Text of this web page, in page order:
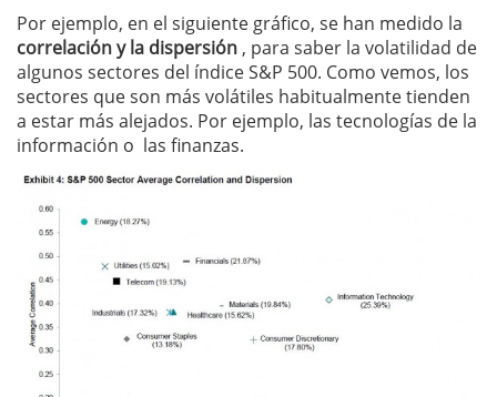
Por ejemplo, en el siguiente gráfico, se han medido la
correlación y la dispersión , para saber la volatilidad de
algunos sectores del índice S&P 500. Como vemos, los
sectores que son más volátiles habitualmente tienden
a estar más alejados. Por ejemplo, las tecnologías de la
información o las finanzas.